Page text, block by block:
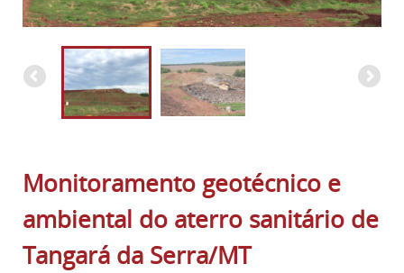
Monitoramento geotécnico e
ambiental do aterro sanitário de
Tangará da Serra/MT